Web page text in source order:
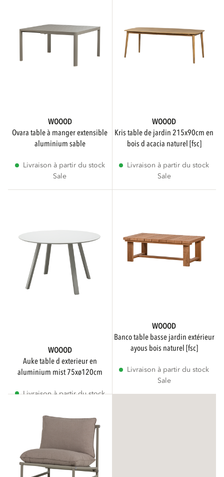
WOOOD
ovara table à manger extensible
aluminium sable
Livraison à partir du stock
Sale
WOOOD
kris table de jardin 215x90cm en
bois d acacia naturel [fsc]
Livraison à partir du stock
Sale
WOOOD
auke table d exterieur en
aluminium mist 75xø120cm
Livraison à partir du stock
WOOOD
banco table basse jardin extérieur
ayous bois naturel [fsc]
Livraison à partir du stock
Sale